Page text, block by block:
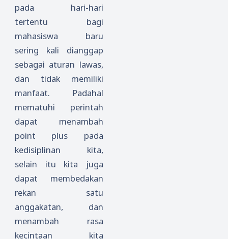
pada hari-hari
tertentu bagi
mahasiswa baru
sering kali dianggap
sebagai aturan lawas,
dan tidak memiliki
manfaat. Padahal
mematuhi perintah
dapat menambah
point plus pada
kedisiplinan kita,
selain itu kita juga
dapat membedakan
rekan satu
anggakatan, dan
menambah rasa
kecintaan kita